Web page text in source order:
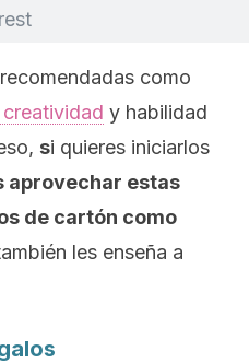
como
y habilidad
si quieres iniciarlos
aprovechar estas
de cartón como
les enseña a